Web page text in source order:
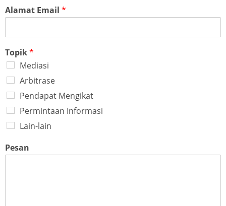
Alamat Email *
Topik*
Mediasi
Arbitrase
Pendapat Mengikat
Permintaan Informasi
Lain-lain
Pesan